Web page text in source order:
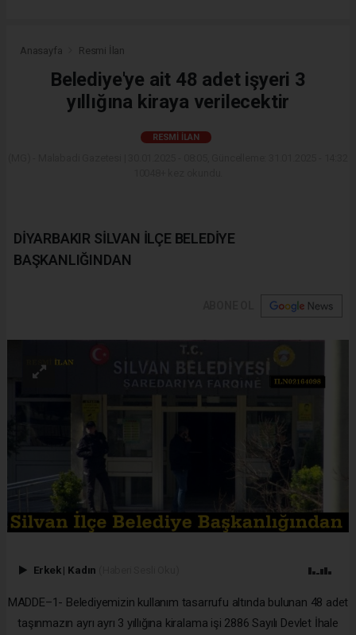
Anasayfa Resmi İlan
Belediye'ye ait 48 adet işyeri 3
yıllığına kiraya verilecektir
RESMI İLAN
DİYARBAKIR SİLVAN İLÇE BELEDİYE
BAŞKANLIĞINDAN
Erkek | Kadın
MADDE–1- Belediyemizin kullanım tasarrufu altında bulunan 48 adet
taşınmazın ayrı ayrı 3 yıllığına kiralama işi 2886 Sayılı Devlet İhale